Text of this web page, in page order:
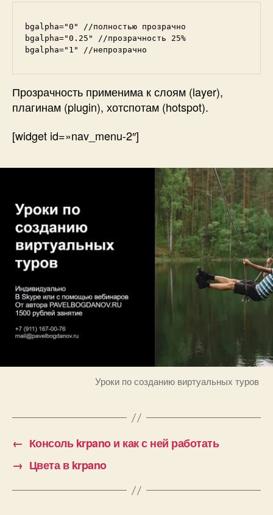
bgalpha="0" //полностью прозрачно
bgalpha="0.25" //прозрачность 25%
bgalpha="1" //непрозрачно
Прозрачность применима к слоям (layer),
плагинам (plugin), хотспотам (hotspot).
[widget id=»nav_menu-2″]
Уроки по созданию виртуальных туров
← Консоль krpano и как с ней работать
→ Цвета в krpano